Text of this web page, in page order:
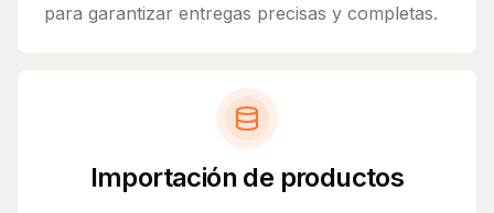
para garantizar entregas precisas y completas.
Importación de productos